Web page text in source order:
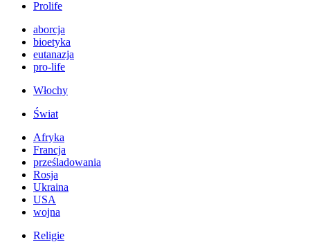
Prolife
aborcja
bioetyka
eutanazja
pro-life
Włochy
Świat
Afryka
Francja
prześladowania
Rosja
Ukraina
USA
wojna
Religie